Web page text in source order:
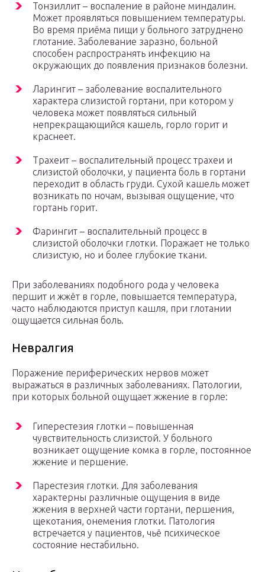
Тонзиллит – воспаление в районе миндалин.
Может проявляться повышением температуры.
Во время приёма пищи у больного затруднено
глотание. Заболевание заразно, больной
способен распространять инфекцию на
окружающих до появления признаков болезни.
Ларингит – заболевание воспалительного
характера слизистой гортани, при котором у
человека может появляться сильный
непрекращающийся кашель, горло горит и
краснеет.
Трахеит – воспалительный процесс трахеи и
слизистой оболочки, у пациента боль в гортани
переходит в область груди. Сухой кашель может
возникать по ночам, вызывая ощущение, что
гортань горит.
Фарингит – воспалительный процесс в
слизистой оболочки глотки. Поражает не только
слизистую, но и более глубокие ткани.
При заболеваниях подобного рода у человека
першит и жжёт в горле, повышается температура,
часто наблюдаются приступ кашля, при глотании
ощущается сильная боль.
Невралгия
Поражение периферических нервов может
выражаться в различных заболеваниях. Патологии,
при которых больной ощущает жжение в горле:
Гиперестезия глотки – повышенная
чувствительность слизистой. У больного
возникает ощущение комка в горле, постоянное
жжение и першение.
Парестезия глотки. Для заболевания
характерны различные ощущения в виде
жжения в верхней части гортани, першения,
щекотания, онемения глотки. Патология
встречается у пациентов, чьё психическое
состояние нестабильно.